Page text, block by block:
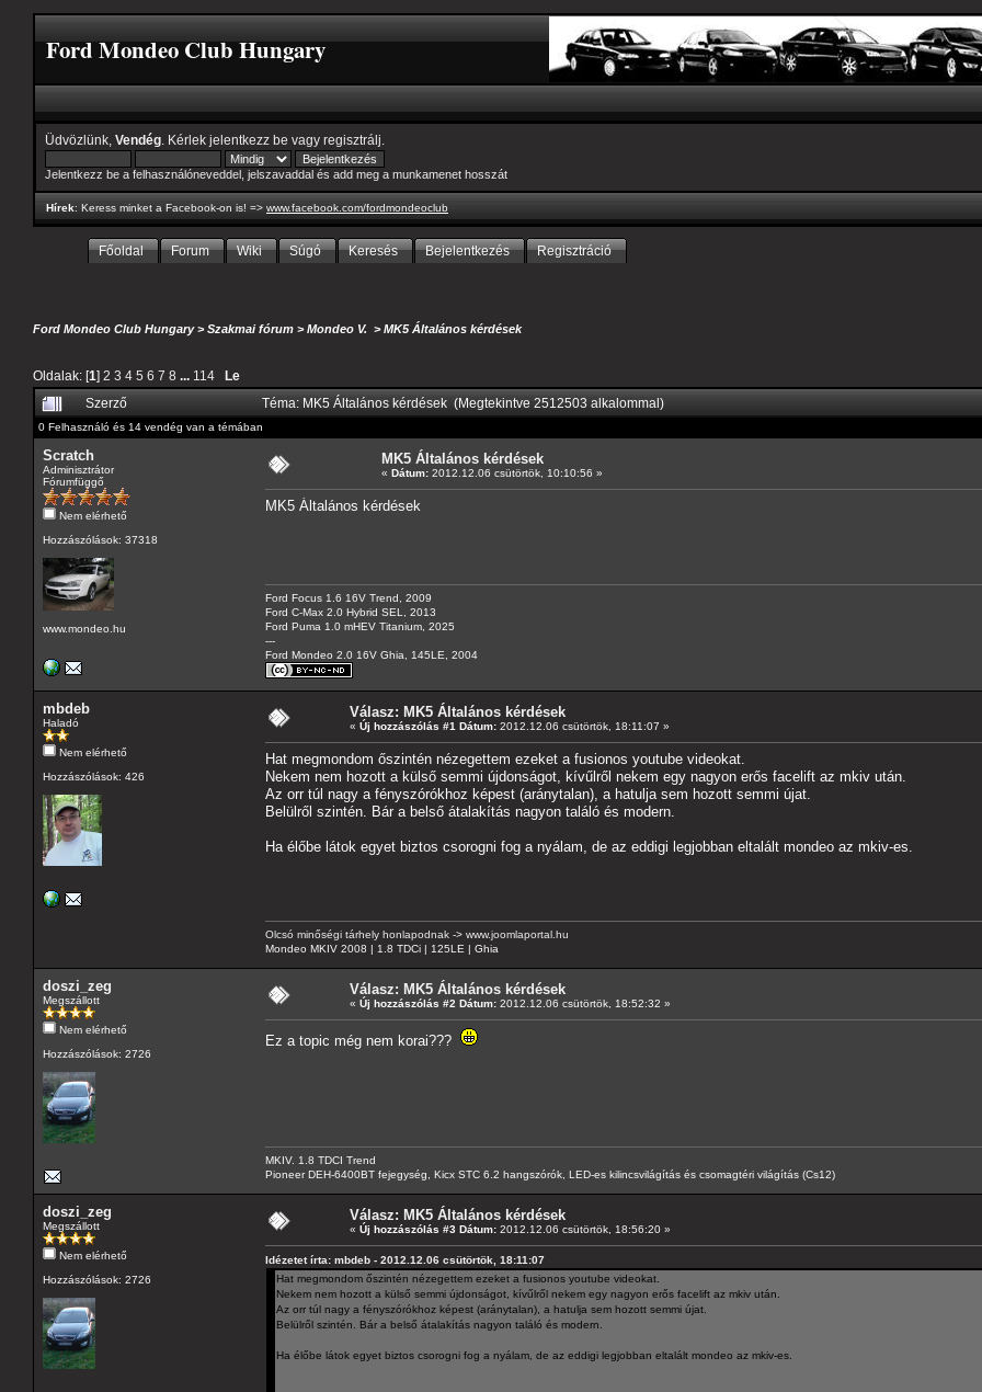
Ford Mondeo Club Hungary
Üdvözlünk, Vendég . Kérlek jelentkezz be vagy regisztrálj
Jelentkezz be a felhasználóneveddel, jelszavaddal és add meg a munkamenet hosszát
Hírek: Keress minket a Facebook-on is! => www.facebook.com/fordmondeoclub
Főoldal Forum Wiki Súgó Keresés Bejelentkezés Regisztráció
Ford Mondeo Club Hungary>Szakmai fórum >Mondeo V. >MK5 Általános kérdések
Oldalak: [1] 2 3 4 5 6 7 8 ... 114 Le
Szerző Téma: MK5 Általános kérdések (Megtekintve 2512503 alkalommal)
0 Felhasználó és 14 vendég van a témában
Scratch
Adminisztrátor
Fórumfüggő
Nem elérhető
Hozzászólások: 37318
www.mondeo.hu
MK5 Általános kérdések
« Dátum: 2012.12.06 csütörtök, 10:10:56 »
MK5 Általános kérdések
Ford Focus 1.6 16V Trend, 2009
Ford C-Max 2.0 Hybrid SEL, 2013
Ford Puma 1.0 mHEV Titanium, 2025
---
Ford Mondeo 2.0 16V Ghia, 145LE, 2004
mbdeb
Haladó
Nem elérhető
Hozzászólások: 426
Válasz: MK5 Általános kérdések
« Új hozzászólás #1 Dátum: 2012.12.06 csütörtök, 18:11:07 »
Hat megmondom őszintén nézegettem ezeket a fusionos youtube videokat.
Nekem nem hozott a külső semmi újdonságot, kívűlről nekem egy nagyon erős facelift az mkiv után.
Az orr túl nagy a fényszórókhoz képest (aránytalan), a hatulja sem hozott semmi újat.
Belülről szintén. Bár a belső átalakítás nagyon találó és modern.
Ha élőbe látok egyet biztos csorogni fog a nyálam, de az eddigi legjobban eltalált mondeo az mkiv-es.
Olcsó minőségi tárhely honlapodnak -> www.joomlaportal.hu
Mondeo MKIV 2008 | 1.8 TDCi | 125LE | Ghia
doszi_zeg
Megszállott
Nem elérhető
Hozzászólások: 2726
Válasz: MK5 Általános kérdések
« Új hozzászólás #2 Dátum: 2012.12.06 csütörtök, 18:52:32 »
Ez a topic még nem korai???
MKIV. 1.8 TDCI Trend
Pioneer DEH-6400BT fejegység, Kicx STC 6.2 hangszórók, LED-es kilincsvilágítás és csomagtéri világítás (Cs12)
doszi_zeg
Megszállott
Nem elérhető
Hozzászólások: 2726
Válasz: MK5 Általános kérdések
« Új hozzászólás #3 Dátum: 2012.12.06 csütörtök, 18:56:20 »
Idézetet írta: mbdeb - 2012.12.06 csütörtök, 18:11:07
Hat megmondom őszintén nézegettem ezeket a fusionos youtube videokat.
Nekem nem hozott a külső semmi újdonságot, kívűlről nekem egy nagyon erős facelift az mkiv után.
Az orr túl nagy a fényszórókhoz képest (aránytalan), a hatulja sem hozott semmi újat.
Belülről szintén. Bár a belső átalakítás nagyon találó és modern.
Ha élőbe látok egyet biztos csorogni fog a nyálam, de az eddigi legjobban eltalált mondeo az mkiv-es.